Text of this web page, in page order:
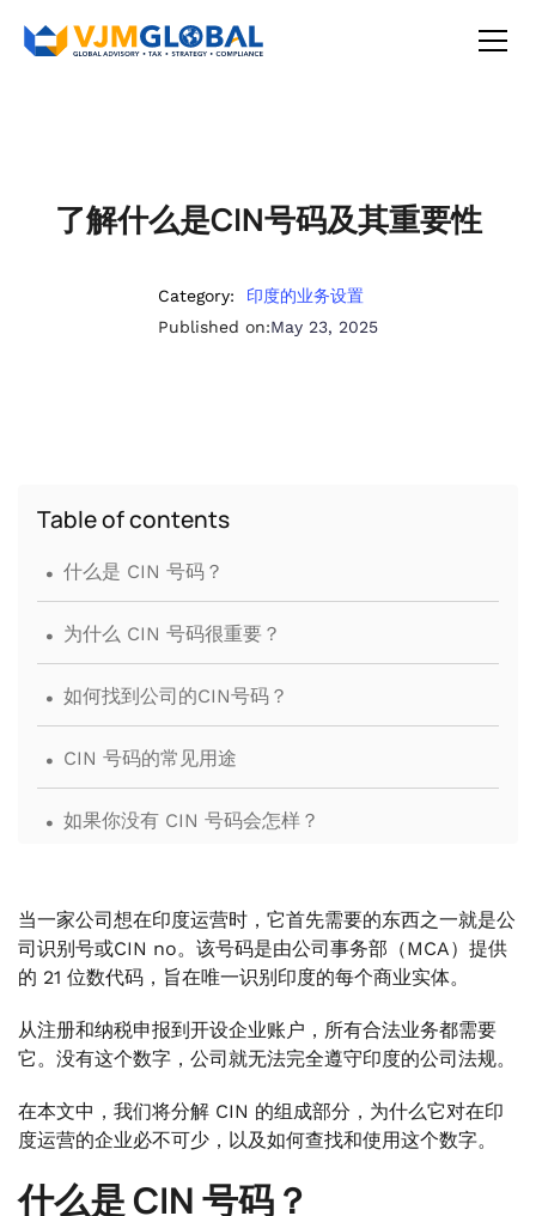
了解什么是CIN号码及其重要性
Category:
印度的业务设置
Published on:May 23, 2025
Table of contents
. 什么是 CIN 号码？
. 为什么 CIN 号码很重要？
. 如何找到公司的CIN号码？
. CIN 号码的常见用途
. 如果你没有 CIN 号码会怎样？
当一家公司想在印度运营时，它首先需要的东西之一就是公
司识别号或CIN no。该号码是由公司事务部（MCA）提供
的 21 位数代码，旨在唯一识别印度的每个商业实体。
从注册和纳税申报到开设企业账户，所有合法业务都需要
它。没有这个数字，公司就无法完全遵守印度的公司法规。
在本文中，我们将分解 CIN 的组成部分，为什么它对在印
度运营的企业必不可少，以及如何查找和使用这个数字。
什么是 CIN 号码？